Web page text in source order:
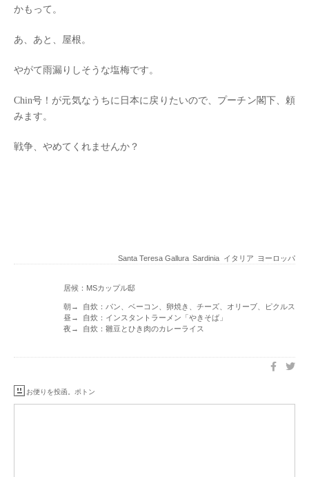
かもって。
あ、あと、屋根。
やがて雨漏りしそうな塩梅です。
Chin号！が元気なうちに日本に戻りたいので、プーチン閣下、頼
みます。
戦争、やめてくれませんか？
Santa Teresa Gallura Sardinia イタリア ヨーロッパ
居候：MSカップル邸
朝→ 自炊：パン、ベーコン、卵焼き、チーズ、オリーブ、ピクルス
昼→ 自炊：インスタントラーメン「やきそば」
夜→ 自炊：雛豆とひき肉のカレーライス
お便りを投函。ポトン